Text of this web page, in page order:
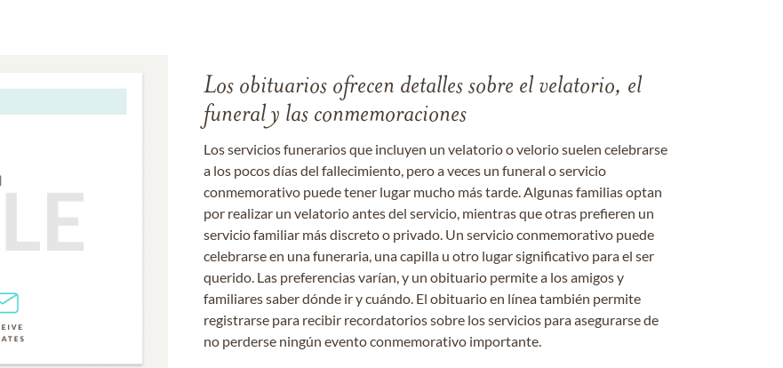
Los obituarios ofrecen detalles sobre el velatorio, el
funeral y las conmemoraciones
Los servicios funerarios que incluyen un velatorio o velorio suelen celebrarse
a los pocos días del fallecimiento, pero a veces un funeral o servicio
conmemorativo puede tener lugar mucho más tarde. Algunas familias optan
por realizar un velatorio antes del servicio, mientras que otras prefieren un
servicio familiar más discreto o privado. Un servicio conmemorativo puede
celebrarse en una funeraria, una capilla u otro lugar significativo para el ser
querido. Las preferencias varían, y un obituario permite a los amigos y
familiares saber dónde ir y cuándo. El obituario en línea también permite
registrarse para recibir recordatorios sobre los servicios para asegurarse de
no perderse ningún evento conmemorativo importante.